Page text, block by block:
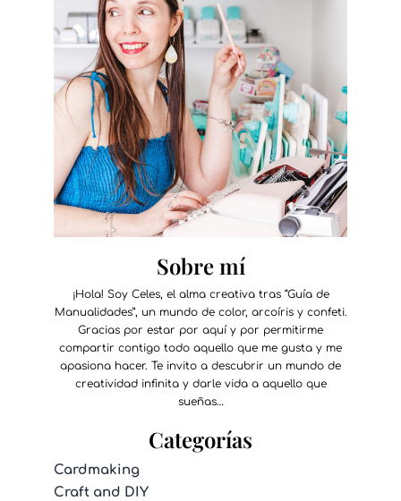
Sobre mí
¡Hola! Soy Celes, el alma creativa tras “Guía de
Manualidades”, un mundo de color, arcoíris y confeti.
Gracias por estar por aquí y por permitirme
compartir contigo todo aquello que me gusta y me
apasiona hacer. Te invito a descubrir un mundo de
creatividad infinita y darle vida a aquello que
sueñas…
Categorías
Cardmaking
Craft and DIY